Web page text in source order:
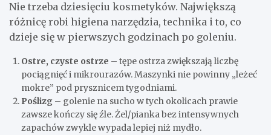
Nie trzeba dziesięciu kosmetyków. Największą
różnicę robi higiena narzędzia, technika i to, co
dzieje się w pierwszych godzinach po goleniu.
Ostre, czyste ostrze – tępe ostrza zwiększają liczbę
pociągnięć i mikrourazów. Maszynki nie powinny „leżeć
mokre” pod prysznicem tygodniami.
Poślizg – golenie na sucho w tych okolicach prawie
zawsze kończy się źle. Żel/pianka bez intensywnych
zapachów zwykle wypada lepiej niż mydło.